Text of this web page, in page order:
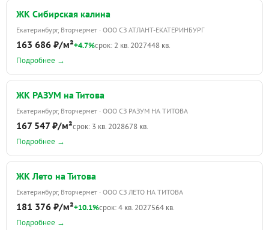
ЖК Сибирская калина
Екатеринбург, Вторчермет · ООО СЗ АТЛАНТ-ЕКАТЕРИНБУРГ
163 686 ₽/м²+4.7%срок: 2 кв. 2027448 кв.
Подробнее →
ЖК РАЗУМ на Титова
Екатеринбург, Вторчермет · ООО СЗ РАЗУМ НА ТИТОВА
167 547 ₽/м²срок: 3 кв. 2028678 кв.
Подробнее →
ЖК Лето на Титова
Екатеринбург, Вторчермет · ООО СЗ ЛЕТО НА ТИТОВА
181 376 ₽/м²+10.1%срок: 4 кв. 2027564 кв.
Подробнее →